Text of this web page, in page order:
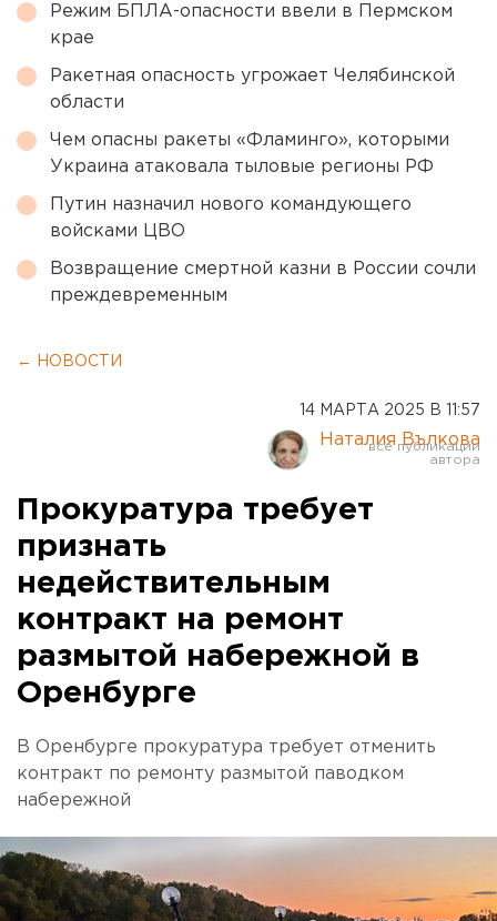
Режим БПЛА-опасности ввели в Пермском
крае
Ракетная опасность угрожает Челябинской
области
Чем опасны ракеты «Фламинго», которыми
Украина атаковала тыловые регионы РФ
Путин назначил нового командующего
войсками ЦВО
Возвращение смертной казни в России сочли
преждевременным
← НОВОСТИ
14 МАРТА 2025 В 11:57
Наталия Вълкова
Прокуратура требует
признать
недействительным
контракт на ремонт
размытой набережной в
Оренбурге
В Оренбурге прокуратура требует отменить
контракт по ремонту размытой паводком
набережной